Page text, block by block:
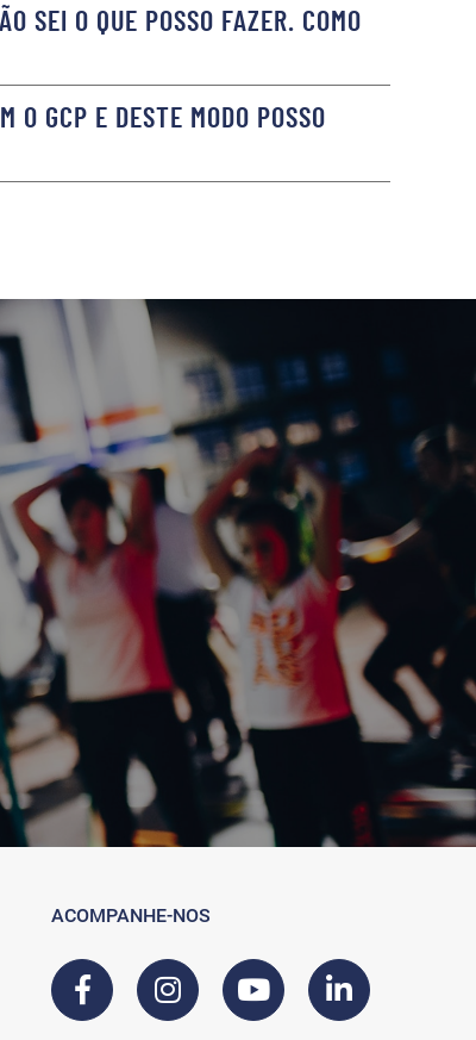
SEI O QUE POSSO FAZER. COMO
O GCP E DESTE MODO POSSO
ACOMPANHE-NOS